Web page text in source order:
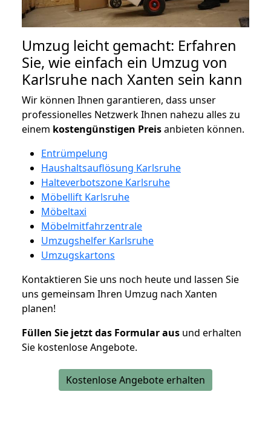
Umzug leicht gemacht: Erfahren
Sie, wie einfach ein Umzug von
Karlsruhe nach Xanten sein kann
Wir können Ihnen garantieren, dass unser
professionelles Netzwerk Ihnen nahezu alles zu
einem kostengünstigen Preisanbieten können.
Entrümpelung
Haushaltsauflösung Karlsruhe
Halteverbotszone Karlsruhe
Möbellift Karlsruhe
Möbeltaxi
Möbelmitfahrzentrale
Umzugshelfer Karlsruhe
Umzugskartons
Kontaktieren Sie uns noch heute und lassen Sie
uns gemeinsam Ihren Umzug nach Xanten
planen!
Füllen Sie jetzt das Formular aus und erhalten
Sie kostenlose Angebote.
Kostenlose Angebote erhalten